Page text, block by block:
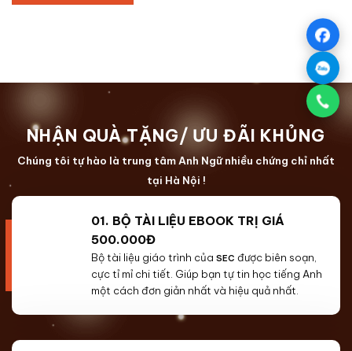
NHẬN QUÀ TẶNG/ ƯU ĐÃI KHỦNG
Chúng tôi tự hào là trung tâm Anh Ngữ nhiều chứng chỉ nhất
tại Hà Nội !
01. BỘ TÀI LIỆU EBOOK TRỊ GIÁ
500.000Đ
Bộ tài liệu giáo trình của SEC được biên soạn,
cực tỉ mỉ chi tiết. Giúp bạn tự tin học tiếng Anh
một cách đơn giản nhất và hiệu quả nhất.